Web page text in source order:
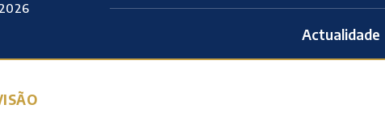
Actualidade